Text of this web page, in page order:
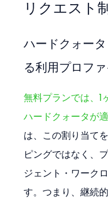
リクエスト
ハードクォー
る利用プロフ
無料プランでは、
ハードクォータが
は、この割り当て
ピングではなく、
ジェント・ワーク
す。つまり、継続